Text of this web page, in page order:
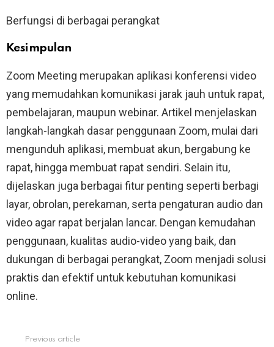
Berfungsi di berbagai perangkat
Kesimpulan
Zoom Meeting merupakan aplikasi konferensi video
yang memudahkan komunikasi jarak jauh untuk rapat,
pembelajaran, maupun webinar. Artikel menjelaskan
langkah-langkah dasar penggunaan Zoom, mulai dari
mengunduh aplikasi, membuat akun, bergabung ke
rapat, hingga membuat rapat sendiri. Selain itu,
dijelaskan juga berbagai fitur penting seperti berbagi
layar, obrolan, perekaman, serta pengaturan audio dan
video agar rapat berjalan lancar. Dengan kemudahan
penggunaan, kualitas audio-video yang baik, dan
dukungan di berbagai perangkat, Zoom menjadi solusi
praktis dan efektif untuk kebutuhan komunikasi
online.
Previous article